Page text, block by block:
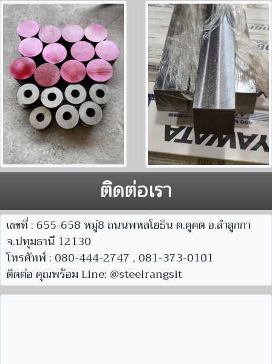
ติดต่อเรา
เลขที่ : 655-658 หมู่8 ถนนพหลโยธิน ต.คูคต อ.ลำลูกกา
จ.ปทุมธานี 12130
โทรศัทพ์ : 080-444-2747 , 081-373-0101
ติดต่อ คุณพร้อม Line: @steelrangsit